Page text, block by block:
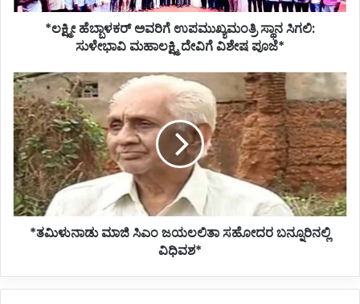
ದೇವಿಗೆ
*ಲಕ್ಷ್ಮೀ ಹೆಬ್ಬಾಳಕರ್ ಅವರಿಗೆ ಉಪಮುಖ್ಯಮಂತ್ರಿ ಸ್ಥಾನ ಸಿಗಲಿ:
ಸುಳೇಭಾವಿ ಮಹಾಲಕ್ಷ್ಮಿ ದೇವಿಗೆ ವಿಶೇಷ ಪೂಜೆ*
*ತಮಿಳುನಾಡು
ಮಾಜಿ
ಸಿಎಂ
ಜಯಲಲಿತಾ
ಸಹೋದರ
ಬನ್ನೂರಿನಲ್ಲಿ
ವಿಧಿವಶ*
*ತಮಿಳುನಾಡು ಮಾಜಿ ಸಿಎಂ ಜಯಲಲಿತಾ ಸಹೋದರ ಬನ್ನೂರಿನಲ್ಲಿ
ವಿಧಿವಶ*